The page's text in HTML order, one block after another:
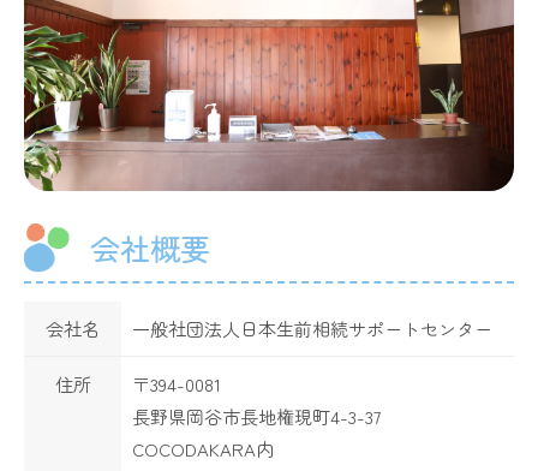
会社概要
会社名 一般社団法人日本生前相続サポートセンター
住所
〒394-0081
長野県岡谷市長地権現町4-3-37
COCODAKARA内